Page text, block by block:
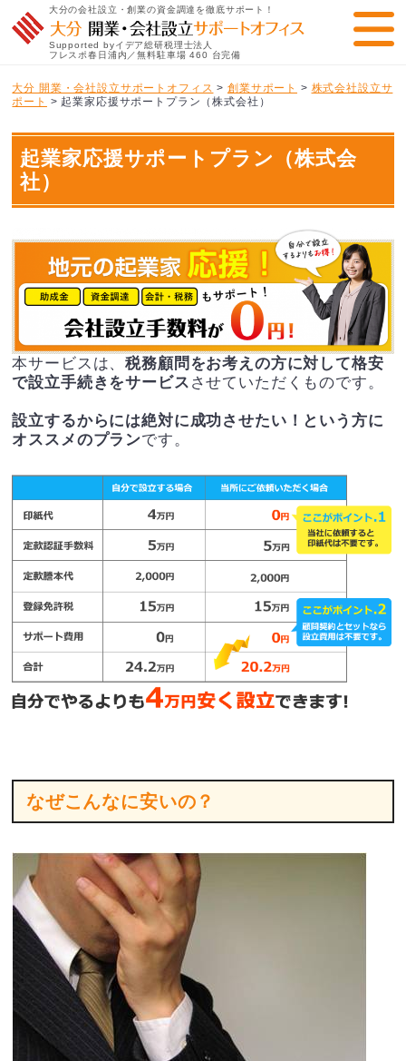
大分の会社設立・創業の資金調達を徹底サポート！
Supported byイデア総研税理士法人
フレスポ春日浦内／無料駐車場 460 台完備
大分 開業・会社設立サポートオフィス > 創業サポート > 株式会社設立サ
ポート > 起業家応援サポートプラン（株式会社）
起業家応援サポートプラン（株式会
社）
本サービスは、税務顧問をお考えの方に対して格安
で設立手続きをサービス させていただくものです。
設立するからには絶対に成功させたい！という方に
オススメのプランです。
なぜこんなに安いの？